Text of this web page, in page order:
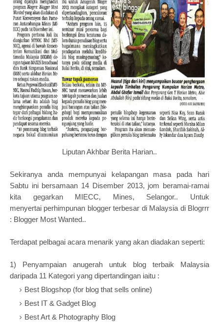
Liputan Akhbar Berita Harian..
Sekiranya anda mempunyai kelapangan masa pada hari
Sabtu ini bersamaan 14 Disember 2013, jom beramai-ramai
kita gegarkan MIECC, Mines, Selangor.. Untuk
menyertai perhimpunan blogger terbesar di Malaysia di Blogrrr
: Blogger Most Wanted..
Terdapat pelbagai acara menarik yang akan diadakan seperti:
1) Penyampaian anugerah untuk blog terbaik Malaysia
daripada 11 Kategori yang dipertandingan iaitu :
Best Blogshop (for blog that sells online)
Best IT & Gadget Blog
Best Art & Photography Blog